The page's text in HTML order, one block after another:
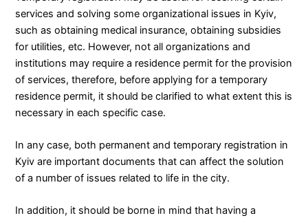
services and solving some organizational issues in Kyiv,
such as obtaining medical insurance, obtaining subsidies
for utilities, etc. However, not all organizations and
institutions may require a residence permit for the provision
of services, therefore, before applying for a temporary
residence permit, it should be clarified to what extent this is
necessary in each specific case.
In any case, both permanent and temporary registration in
Kyiv are important documents that can affect the solution
of a number of issues related to life in the city.
In addition, it should be borne in mind that having a